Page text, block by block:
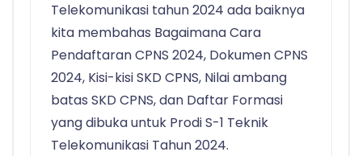
Telekomunikasi tahun 2024 ada baiknya
kita membahas Bagaimana Cara
Pendaftaran CPNS 2024, Dokumen CPNS
2024, Kisi-kisi SKD CPNS, Nilai ambang
batas SKD CPNS, dan Daftar Formasi
yang dibuka untuk Prodi S-1 Teknik
Telekomunikasi Tahun 2024.